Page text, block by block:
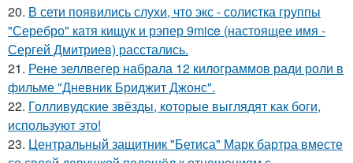
20. В сети появились слухи, что экс - солистка группы
"Серебро" катя кищук и рэпер 9mice (настоящее имя -
Сергей Дмитриев) расстались.
21. Рене зеллвегер набрала 12 килограммов ради роли в
фильме "Дневник Бриджит Джонс".
22. Голливудские звёзды, которые выглядят как боги,
используют это!
23. Центральный защитник "Бетиса" Марк бартра вместе